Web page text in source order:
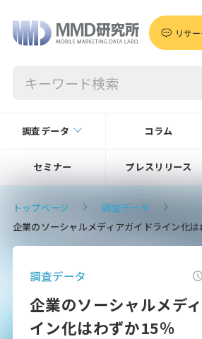
リサ
調査データ コラム
セミナー プレスリリース
トップページ
調査データ
企業のソーシャルメディアガイドライン化は
調査データ
企業のソーシャルメデ
イン化はわずか15％